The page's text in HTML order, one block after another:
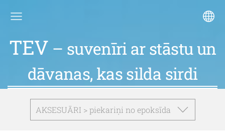
TEV – suvenīri ar stāstu un
dāvanas, kas silda sirdi
AKSESUĀRI > piekariņi no epoksīda